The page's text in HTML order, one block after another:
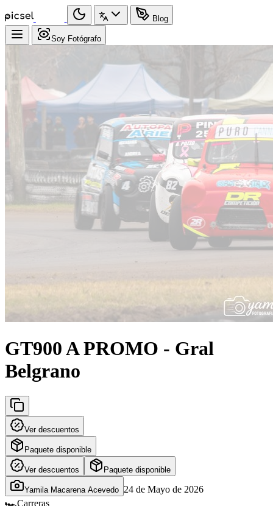
Blog
Soy Fotógrafo
GT900 A PROMO - Gral
Belgrano
Ver descuentos
Paquete disponible
Ver descuentos Paquete disponible
Yamila Macarena Acevedo 24 de Mayo de 2026
🏎️Carreras